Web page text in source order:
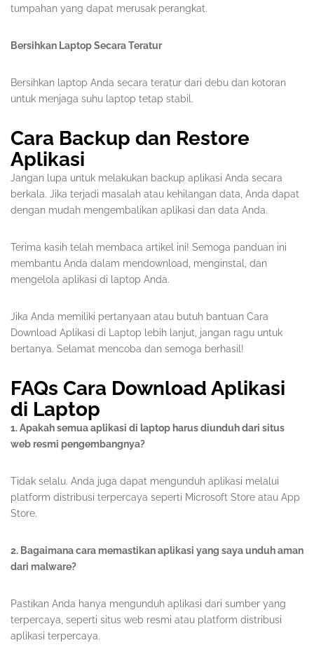
tumpahan yang dapat merusak perangkat.
Bersihkan Laptop Secara Teratur
Bersihkan laptop Anda secara teratur dari debu dan kotoran
untuk menjaga suhu laptop tetap stabil.
Cara Backup dan Restore
Aplikasi
Jangan lupa untuk melakukan backup aplikasi Anda secara
berkala. Jika terjadi masalah atau kehilangan data, Anda dapat
dengan mudah mengembalikan aplikasi dan data Anda.
Terima kasih telah membaca artikel ini! Semoga panduan ini
membantu Anda dalam mendownload, menginstal, dan
mengelola aplikasi di laptop Anda.
Jika Anda memiliki pertanyaan atau butuh bantuan Cara
Download Aplikasi di Laptop lebih lanjut, jangan ragu untuk
bertanya. Selamat mencoba dan semoga berhasil!
FAQs Cara Download Aplikasi
di Laptop
1. Apakah semua aplikasi di laptop harus diunduh dari situs
web resmi pengembangnya?
Tidak selalu. Anda juga dapat mengunduh aplikasi melalui
platform distribusi terpercaya seperti Microsoft Store atau App
Store.
2. Bagaimana cara memastikan aplikasi yang saya unduh aman
dari malware?
Pastikan Anda hanya mengunduh aplikasi dari sumber yang
terpercaya, seperti situs web resmi atau platform distribusi
aplikasi terpercaya.